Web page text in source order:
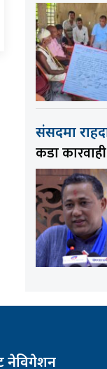
संसदमा
कडा कारवाही
नेविगेशन